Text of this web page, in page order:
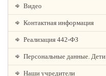
Видео
Контактная информация
Реализация 442-ФЗ
Персональные данные. Дети
Наши учредители